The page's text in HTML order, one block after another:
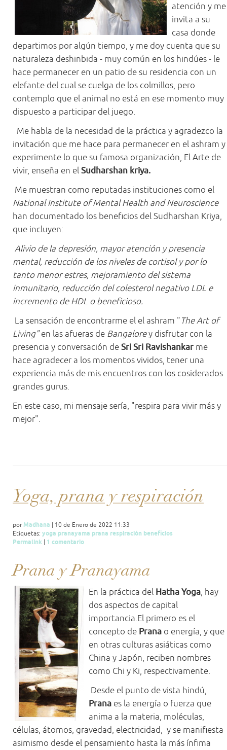
atención y me
invita a su
casa donde
departimos por algún tiempo, y me doy cuenta que su
naturaleza deshinbida - muy común en los hindúes - le
hace permanecer en un patio de su residencia con un
elefante del cual se cuelga de los colmillos, pero
contemplo que el animal no está en ese momento muy
dispuesto a participar del juego.
Me habla de la necesidad de la práctica y agradezco la
invitación que me hace para permanecer en el ashram y
experimente lo que su famosa organización, El Arte de
vivir, enseña en elSudharshan kriya.
Me muestran como reputadas instituciones como el
National Institute of Mental Health and Neuroscience
han documentado los beneficios del Sudharshan Kriya,
que incluyen:
Alivio de la depresión, mayor atención y presencia
mental, reducción de los niveles de cortisol y por lo
tanto menor estres, mejoramiento del sistema
inmunitario, reducción del colesterol negativo LDL e
incremento de HDL o beneficioso.
La sensación de encontrarme el el ashram "The Art of
Living"en las afueras de Bangalorey disfrutar con la
presencia y conversación deSri Sri Ravishankar me
hace agradecer a los momentos vividos, tener una
experiencia más de mis encuentros con los cosiderados
grandes gurus.
En este caso, mi mensaje sería, "respira para vivir más y
mejor".
Yoga, prana y respiración
por Madhana | 10 de Enero de 2022 11:33
Etiquetas: yoga pranayama prana respiración beneficios
Permalink
1 comentario
Prana y Pranayama
En la práctica del Hatha Yoga, hay
dos aspectos de capital
importancia.El primero es el
concepto de Prana o energía, y que
en otras culturas asiáticas como
China y Japón, reciben nombres
como Chi y Ki, respectivamente.
Desde el punto de vista hindú,
Prana es la energía o fuerza que
anima a la materia, moléculas,
células, átomos, gravedad, electricidad, y se manifiesta
asimismo desde el pensamiento hasta la más ínfima